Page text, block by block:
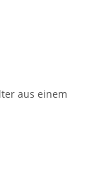
aus einem